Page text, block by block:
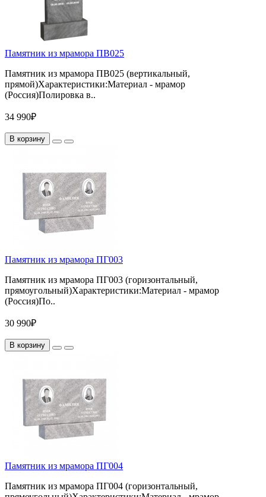
Памятник из мрамора ПВ025
Памятник из мрамора ПВ025 (вертикальный,
прямой)Характеристики:Материал - мрамор
(Россия)Полировка в..
34 990₽
В корзину
Памятник из мрамора ПГ003
Памятник из мрамора ПГ003 (горизонтальный,
прямоугольный)Характеристики:Материал - мрамор
(Россия)По..
30 990₽
В корзину
Памятник из мрамора ПГ004
Памятник из мрамора ПГ004 (горизонтальный,